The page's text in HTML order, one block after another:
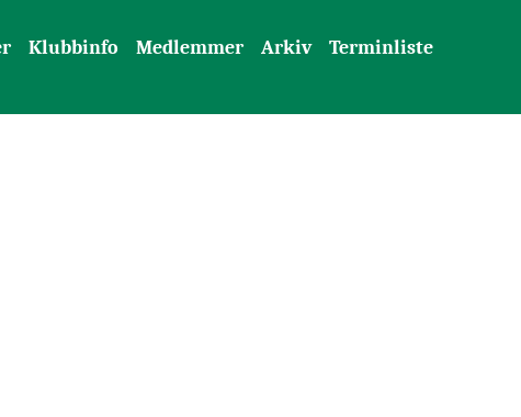
Klubbinfo Medlemmer Arkiv Terminliste